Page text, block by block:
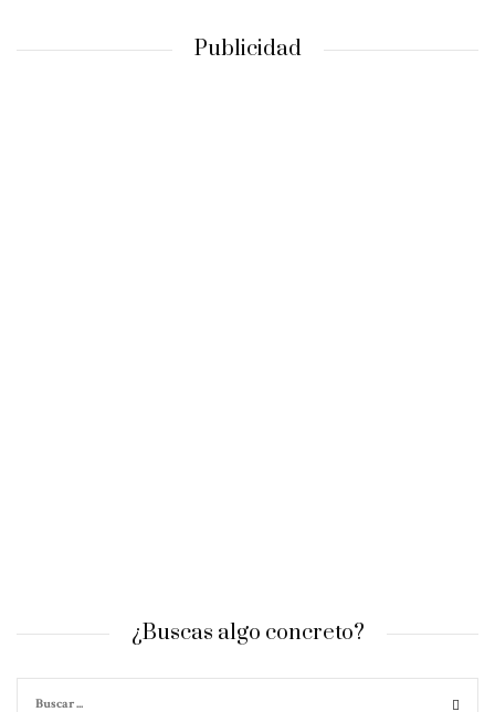
Publicidad
¿Buscas algo concreto?